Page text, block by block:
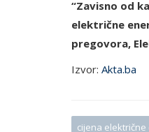
“Zavisno od
električne
pregovora,
Izvor: Akta.ba
cijena električne